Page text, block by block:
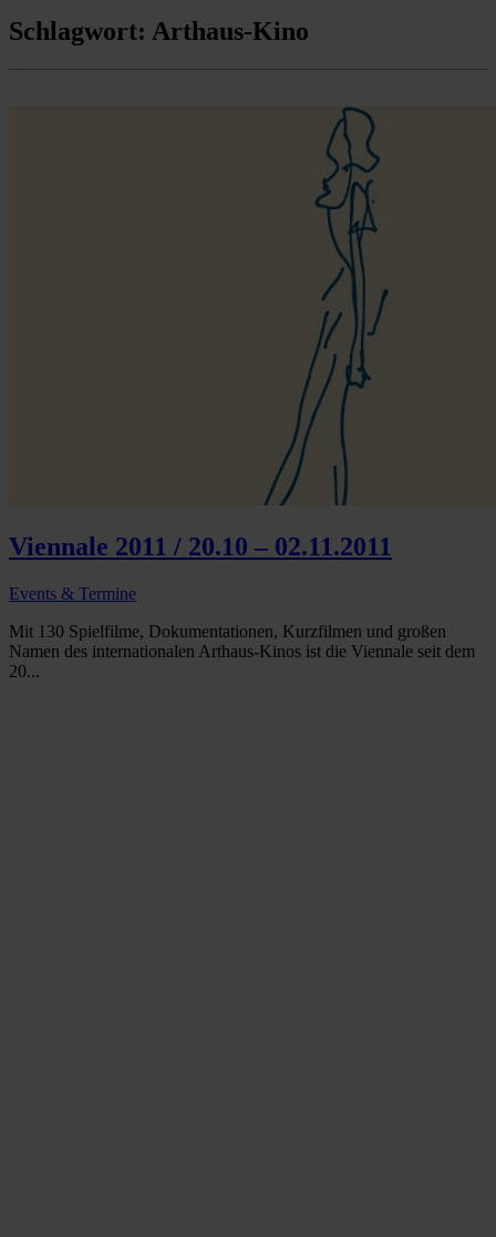
Schlagwort: Arthaus-Kino
Viennale 2011 / 20.10 – 02.11.2011
Events & Termine
Mit 130 Spielfilme, Dokumentationen, Kurzfilmen und großen
Namen des internationalen Arthaus-Kinos ist die Viennale seit dem
20...